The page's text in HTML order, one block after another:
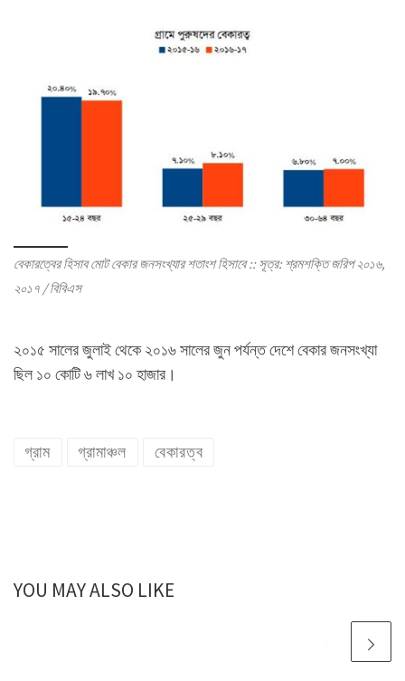
বেকারত্বের হিসাব মোট বেকার জনসংখ্যার শতাংশ হিসাবে :: সূত্র: শ্রমশক্তি জরিপ ২০১৬,
২০১৭ / বিবিএস
২০১৫ সালের জুলাই থেকে ২০১৬ সালের জুন পর্যন্ত দেশে বেকার জনসংখ্যা
ছিল ১০ কোটি ৬ লাখ ১০ হাজার।
গ্রাম গ্রামাঞ্চল বেকারত্ব
YOU MAY ALSO LIKE